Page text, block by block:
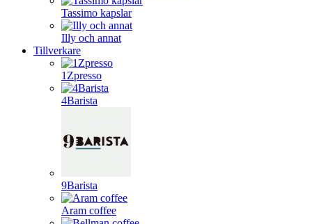
Tassimo kapslar
Illy och annat
Tillverkare
1Zpresso
4Barista
9Barista
Aram coffee